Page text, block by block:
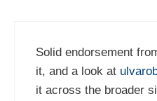
Solid endorsement
it, and a look at
it across the broader